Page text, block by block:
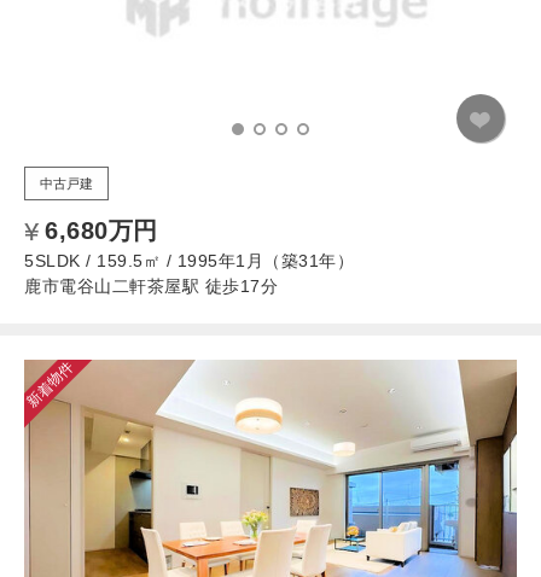
中古戸建
6,680万円
5SLDK / 159.5㎡ / 1995年1月（築31年）
鹿市電谷山二軒茶屋駅 徒歩17分
新着物件